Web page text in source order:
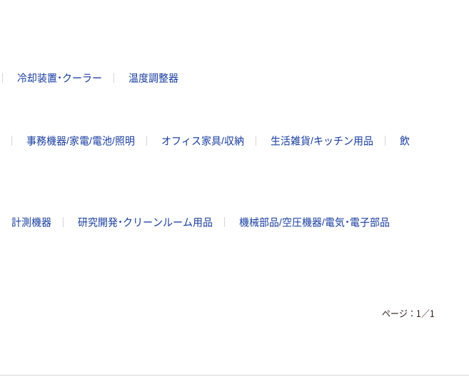
冷却装置・クーラー 温度調整器
事務機器/家電/電池/照明 オフィス家具/収納 生活雑貨/キッチン用品
飲
計測機器 研究開発・クリーンルーム用品
機械部品/空圧機器/電気・電子部品
ページ： 1 ／1